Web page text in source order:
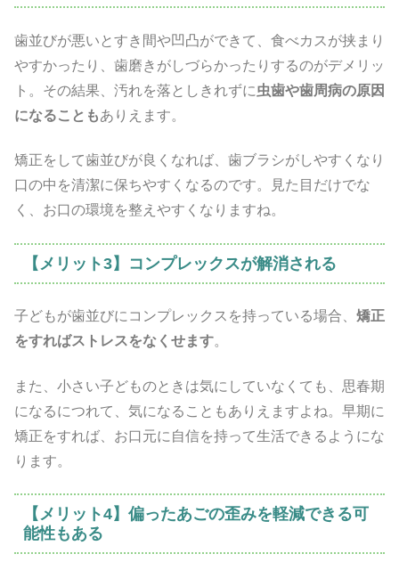
歯並びが悪いとすき間や凹凸ができて、食べカスが挟まり
やすかったり、歯磨きがしづらかったりするのがデメリッ
ト。その結果、汚れを落としきれずに虫歯や歯周病の原因
になることもありえます。
矯正をして歯並びが良くなれば、歯ブラシがしやすくなり
口の中を清潔に保ちやすくなるのです。見た目だけでな
く、お口の環境を整えやすくなりますね。
【メリット3】コンプレックスが解消される
子どもが歯並びにコンプレックスを持っている場合、 矯正
をすればストレスをなくせます。
また、小さい子どものときは気にしていなくても、思春期
になるにつれて、気になることもありえますよね。早期に
矯正をすれば、お口元に自信を持って生活できるようにな
ります。
【メリット4】偏ったあごの歪みを軽減できる可
能性もある